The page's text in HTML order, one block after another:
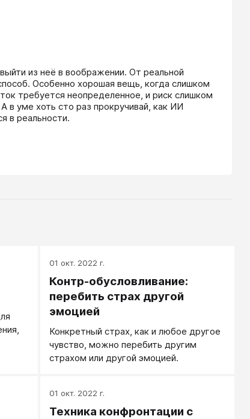
из неё в воображении. От реальной
Особенно хорошая вещь, когда слишком
требуется неопределенное, и риск слишком
уме хоть сто раз прокручивай, как ИИ
в реальности.
01 окт. 2022 г.
Контр-обусловливание:
перебить страх другой
эмоцией
Конкретный страх, как и любое другое
чувство, можно перебить другим
страхом или другой эмоцией.
01 окт. 2022 г.
Техника конфронтации с